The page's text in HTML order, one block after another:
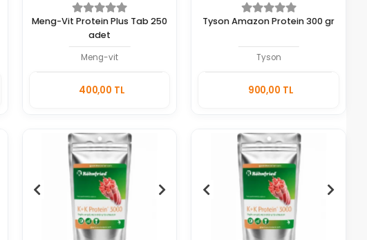
Meng-Vit Protein Plus Tab 250
adet
Meng-vit
400,00 TL
Tyson Amazon Protein 300 gr
Tyson
900,00 TL